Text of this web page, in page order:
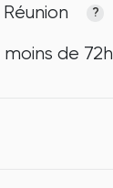
?
de 72h